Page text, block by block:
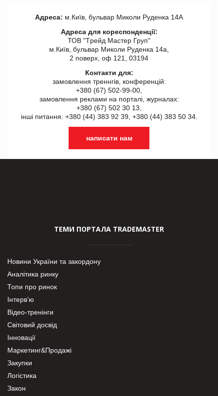
Адреса: м.Київ, бульвар Миколи Руденка 14А
Адреса для кореспонденції:
ТОВ "Tрейд Мастер Груп"
м.Київ, бульвар Миколи Руденка 14а,
2 поверх, оф 121, 03194
Контакти для:
замовлення треннгів, конференцій:
+380 (67) 502-99-00,
замовлення реклами на порталі, журналах:
+380 (67) 502 30 13,
інші питання: +380 (44) 383 92 39, +380 (44) 383 50 34.
написати нам
ТЕМИ ПОРТАЛА TRADEMASTER
Новини України та закордону
Аналітика ринку
Топи про ринок
Інтерв’ю
Відео-тренінги
Світовий досвід
Інновації
Маркетинг&Продажі
Закупки
Логістика
Закон